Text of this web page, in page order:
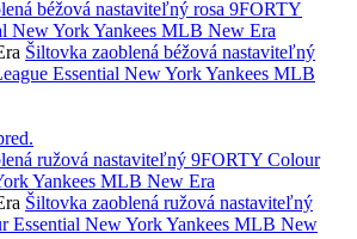
Šiltovka zaoblená béžová nastaviteľný
Essential New York Yankees MLB
Šiltovka zaoblená ružová nastaviteľný
Essential New York Yankees MLB New